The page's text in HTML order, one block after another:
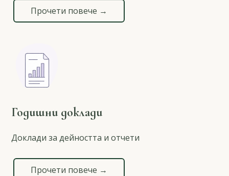
Прочети повече →
Годишни доклади
Доклади за дейността и отчети
Прочети повече →